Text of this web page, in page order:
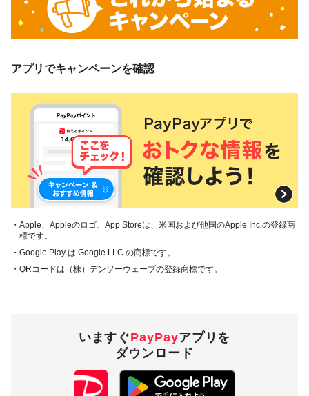
アプリでキャンペーンを確認
・Apple、Appleのロゴ、App Storeは、米国および他国のApple Inc.の登録商
標です。
・Google Play は Google LLC の商標です。
・QRコードは（株）デンソーウェーブの登録商標です。
いますぐPayPayアプリを
ダウンロード